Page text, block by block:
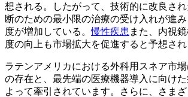
想される。したがって、技術的に改良さ
断のための最小限の治療の受け入れが進
度が増加している。慢性疾患 また、内視
度の向上も市場拡大を促進すると予想され
ラテンアメリカにおける外科用スネア市
の存在と、最先端の医療機器導入に向け
よって牽引されています。さらに、さま